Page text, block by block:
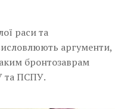
раси та
аргументи,
бронтозаврам
та ПСПУ.